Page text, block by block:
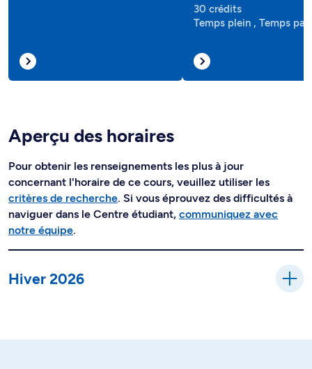
30 crédits
Temps plein , Temps
Aperçu des horaires
Pour obtenir les renseignements les plus à jour
concernant l'horaire de ce cours, veuillez utiliser les
critères de recherche. Si vous éprouvez des difficultés à
naviguer dans le Centre étudiant, communiquez avec
notre équipe.
Hiver 2026